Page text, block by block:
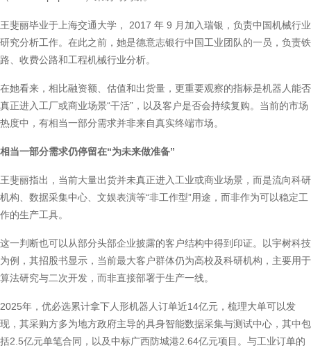
王斐丽毕业于上海交通大学， 2017 年 9 月加入瑞银，负责中国机械行业
研究分析工作。在此之前，她是德意志银行中国工业团队的一员，负责铁
路、收费公路和工程机械行业分析。
在她看来，相比融资额、估值和出货量，更重要观察的指标是机器人能否
真正进入工厂或商业场景“干活”，以及客户是否会持续复购。当前的市场
热度中，有相当一部分需求并非来自真实终端市场。
相当一部分需求仍停留在“为未来做准备”
王斐丽指出，当前大量出货并未真正进入工业或商业场景，而是流向科研
机构、数据采集中心、文娱表演等“非工作型”用途，而非作为可以稳定工
作的生产工具。
这一判断也可以从部分头部企业披露的客户结构中得到印证。以宇树科技
为例，其招股书显示，当前最大客户群体仍为高校及科研机构，主要用于
算法研究与二次开发，而非直接部署于生产一线。
2025年，优必选累计拿下人形机器人订单近14亿元，梳理大单可以发
现，其采购方多为地方政府主导的具身智能数据采集与测试中心，其中包
括2.5亿元单笔合同，以及中标广西防城港2.64亿元项目。与工业订单的